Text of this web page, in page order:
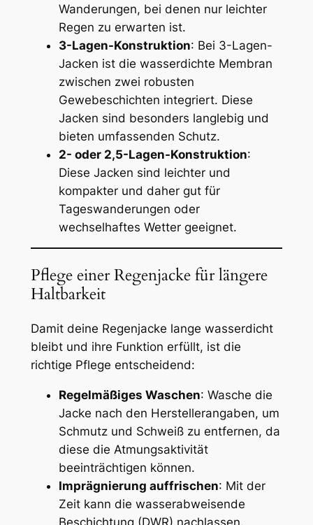
Wanderungen, bei denen nur leichter
Regen zu erwarten ist.
3-Lagen-Konstruktion: Bei 3-Lagen-
Jacken ist die wasserdichte Membran
zwischen zwei robusten
Gewebeschichten integriert. Diese
Jacken sind besonders langlebig und
bieten umfassenden Schutz.
2- oder 2,5-Lagen-Konstruktion:
Diese Jacken sind leichter und
kompakter und daher gut für
Tageswanderungen oder
wechselhaftes Wetter geeignet.
Pflege einer Regenjacke für längere
Haltbarkeit
Damit deine Regenjacke lange wasserdicht
bleibt und ihre Funktion erfüllt, ist die
richtige Pflege entscheidend:
Regelmäßiges Waschen: Wasche die
Jacke nach den Herstellerangaben, um
Schmutz und Schweiß zu entfernen, da
diese die Atmungsaktivität
beeinträchtigen können.
Imprägnierung auffrischen: Mit der
Zeit kann die wasserabweisende
Beschichtung (DWR) nachlassen.